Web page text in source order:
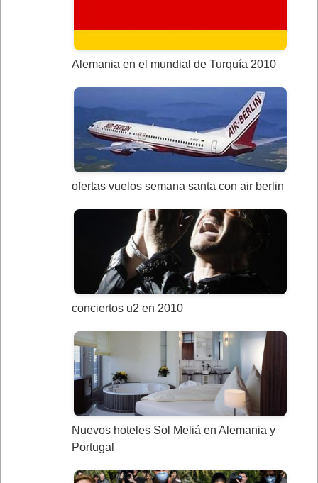
Alemania en el mundial de Turquía 2010
ofertas vuelos semana santa con air berlin
conciertos u2 en 2010
Nuevos hoteles Sol Meliá en Alemania y
Portugal